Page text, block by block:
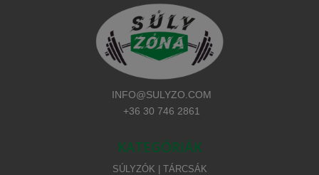
INFO@SULYZO.COM
+36 30 746 2861
KATEGÓRIÁK
SÚLYZÓK | TÁRCSÁK